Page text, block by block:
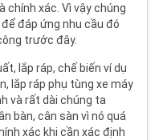
chính xác. Vì vậy chúng
đáp ứng nhu cầu đó
trước đây.
lắp ráp, chế biến ví dụ
lắp ráp phụ tùng xe máy
và rất dài chúng ta
bàn, cân sàn vì nó quá
xác khi cần xác định